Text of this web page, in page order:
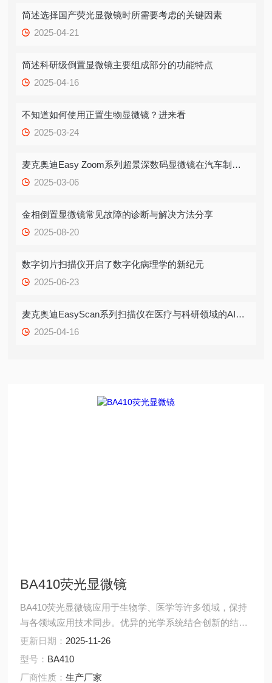
简述选择国产荧光显微镜时所需要考虑的关键因素
2025-04-21
简述科研级倒置显微镜主要组成部分的功能特点
2025-04-16
不知道如何使用正置生物显微镜？进来看
2025-03-24
麦克奥迪Easy Zoom系列超景深数码显微镜在汽车制造领域的应用
2025-03-06
金相倒置显微镜常见故障的诊断与解决方法分享
2025-08-20
数字切片扫描仪开启了数字化病理学的新纪元
2025-06-23
麦克奥迪EasyScan系列扫描仪在医疗与科研领域的AI应用
2025-04-16
BA410荧光显微镜
BA410荧光显微镜应用于生物学、医学等许多领域，保持
与各领域应用技术同步。优异的光学系统结合创新的结构
设计;提供了高亮度、高衬度和高分辨的专业图像。
更新日期： 2025-11-26
型号： BA410
厂商性质：生产厂家